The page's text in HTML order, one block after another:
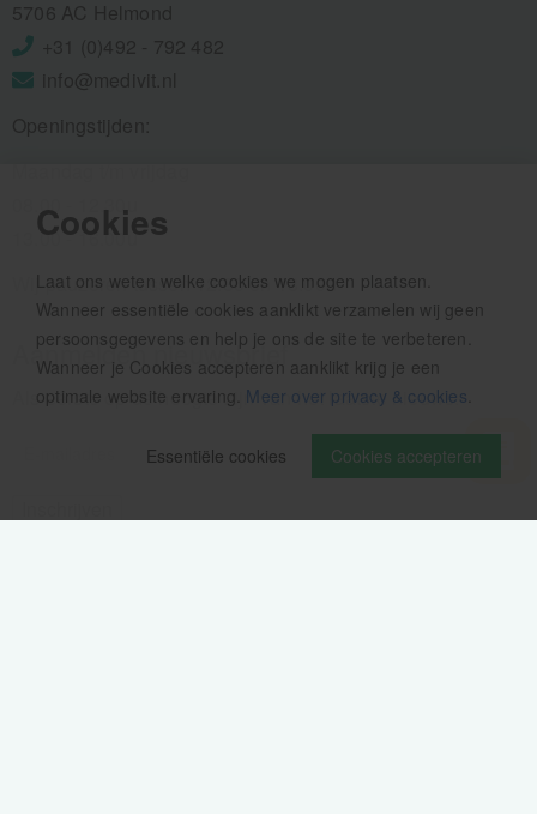
Cookies
Laat ons weten welke cookies we mogen plaatsen.
Wanneer essentiële cookies aanklikt verzamelen wij geen
persoonsgegevens en help je ons de site te verbeteren.
Wanneer je Cookies accepteren aanklikt krijg je een
optimale website ervaring. Meer over privacy & cookies
Cookies accepteren
Essentiële cookies
08.00 - 12.30u
13.00 - 16.00u
Wij pauzeren tussen 12.30 en 13.00u
Aanmelden nieuwsbrief
Als eerste op de hoogte zijn van het laatste nieuws: